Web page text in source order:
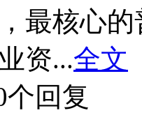
最核心
资...全文
个回复